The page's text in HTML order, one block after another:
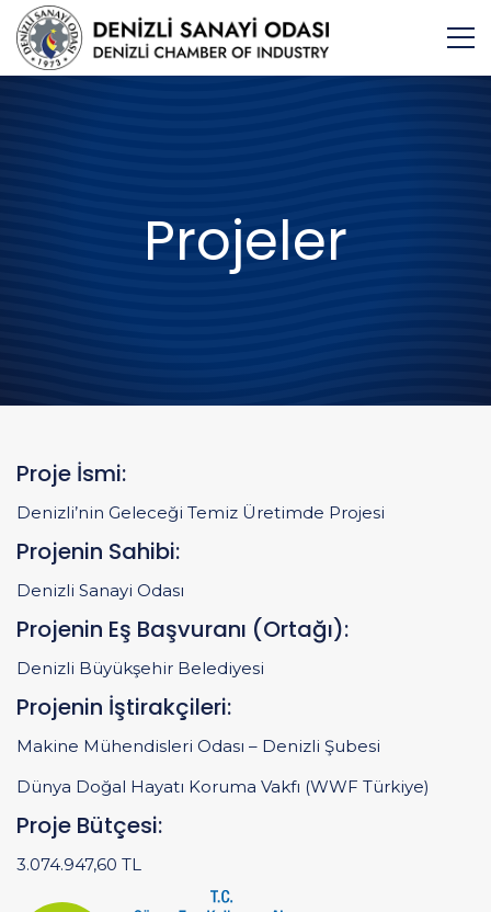
Projeler
Proje İsmi:
Denizli’nin Geleceği Temiz Üretimde Projesi
Projenin Sahibi:
Denizli Sanayi Odası
Projenin Eş Başvuranı (Ortağı):
Denizli Büyükşehir Belediyesi
Projenin İştirakçileri:
Makine Mühendisleri Odası – Denizli Şubesi
Dünya Doğal Hayatı Koruma Vakfı (WWF Türkiye)
Proje Bütçesi:
3.074.947,60 TL